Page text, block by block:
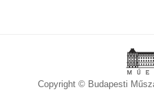
Copyright © Budapesti